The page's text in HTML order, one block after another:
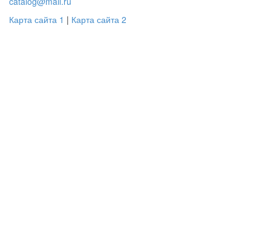
Карта сайта 1 | Карта сайта 2